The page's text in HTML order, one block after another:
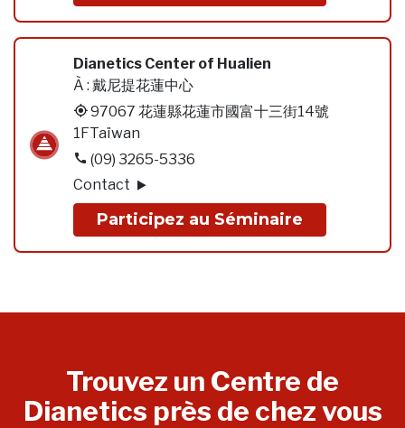
Dianetics Center of Hualien
À : 戴尼提花蓮中心
97067 花蓮縣花蓮市國富十三街14號
1FTaïwan
(09) 3265-5336
Contact
Participez au Séminaire
Trouvez un Centre de
Dianetics près de chez vous